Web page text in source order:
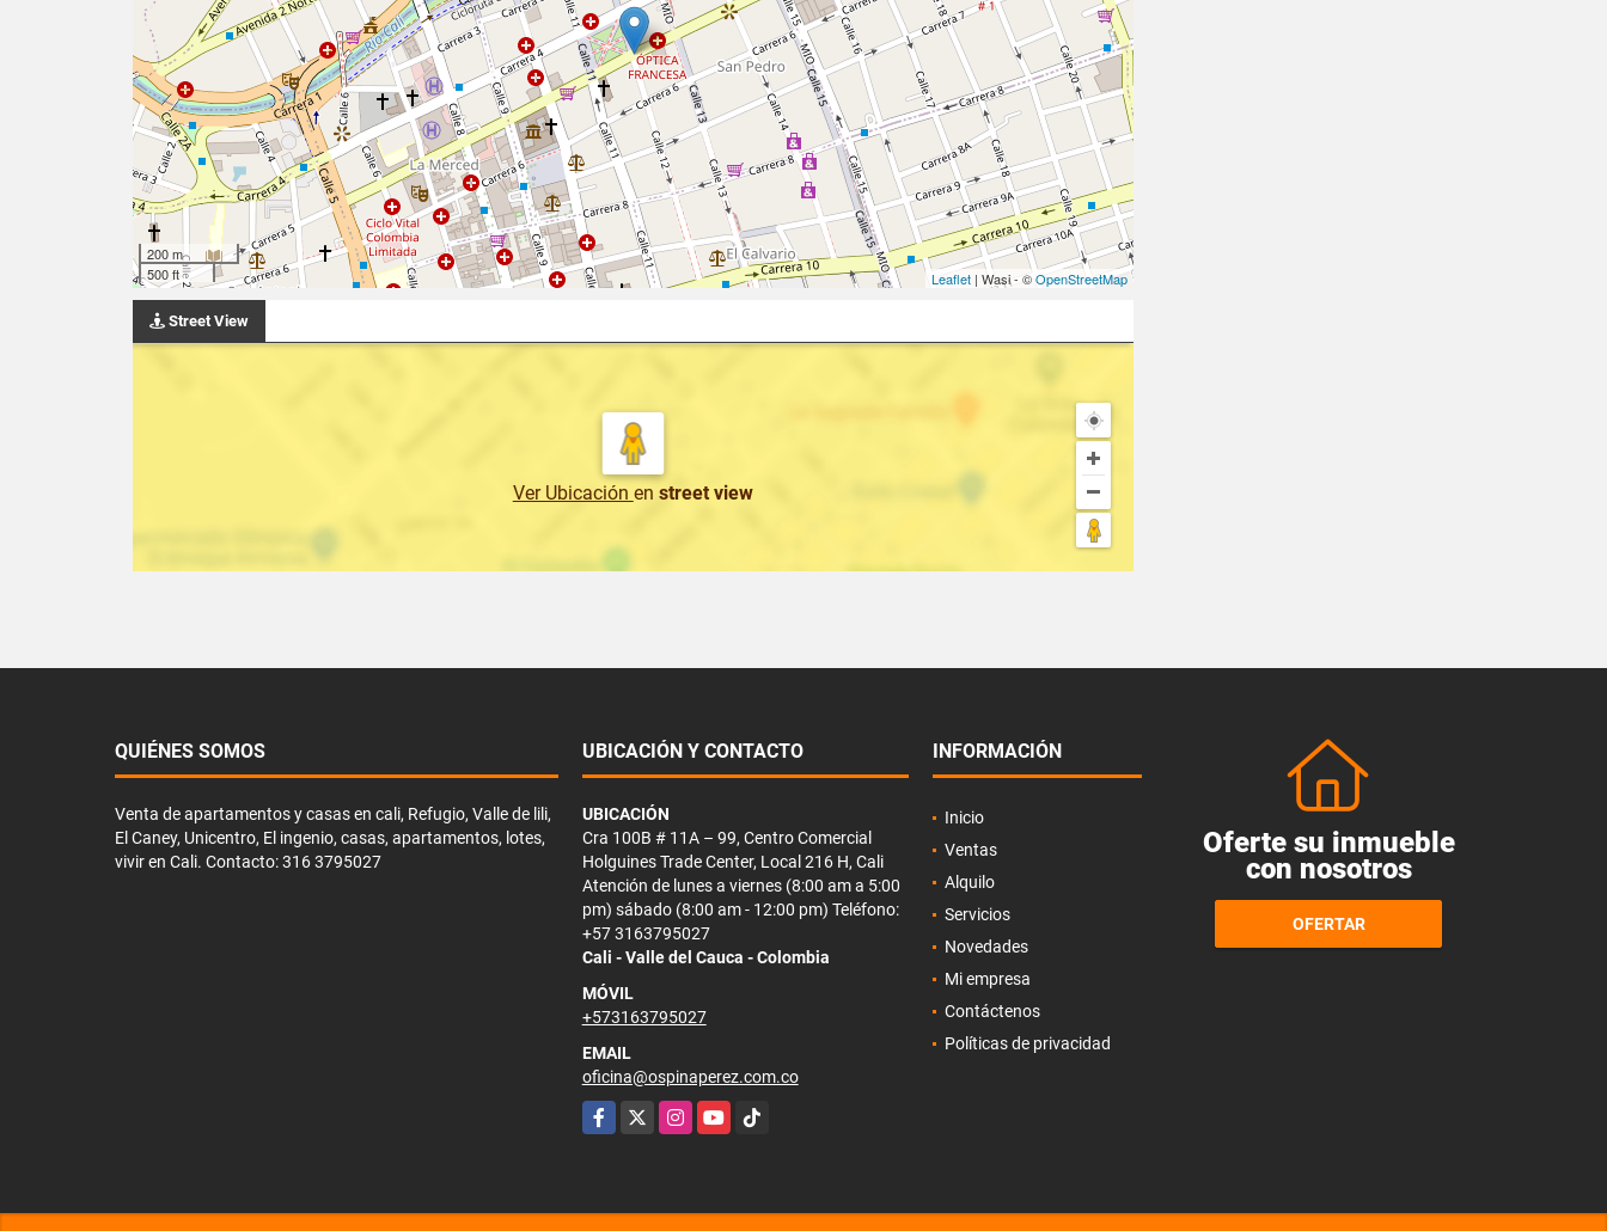
200 m
500 ft
Leaflet| Wasi - ©OpenStreetMap
Street View
Ver Ubicación en street view
QUIÉNES SOMOS
Venta de apartamentos y casas en cali, Refugio, Valle de lili,
El Caney, Unicentro, El ingenio, casas, apartamentos, lotes,
vivir en Cali. Contacto: 316 3795027
UBICACIÓN Y CONTACTO
UBICACIÓN
Cra 100B # 11A – 99, Centro Comercial
Holguines Trade Center, Local 216 H, Cali
Atención de lunes a viernes (8:00 am a 5:00
pm) sábado (8:00 am - 12:00 pm) Teléfono:
+57 3163795027
Cali - Valle del Cauca - Colombia
MÓVIL
+573163795027
EMAIL
oficina@ospinaperez.com.co
Facebook
X InstagramYouTubeTikTok
INFORMACIÓN
Inicio
Ventas
Alquilo
Servicios
Novedades
Mi empresa
Contáctenos
Políticas de privacidad
Oferte su inmueble
con nosotros
OFERTAR